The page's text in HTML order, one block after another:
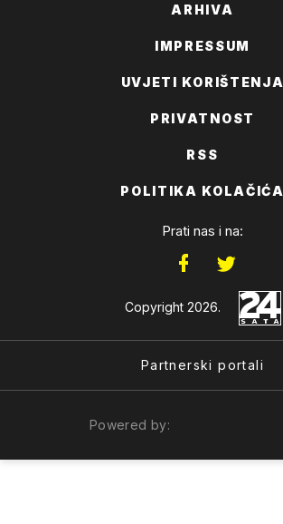
ARHIVA
IMPRESSUM
UVJETI KORIŠTENJA
PRIVATNOST
RSS
POLITIKA KOLAČIĆA
Prati nas i na:
Copyright 2026.
Partnerski portali
Powered by: